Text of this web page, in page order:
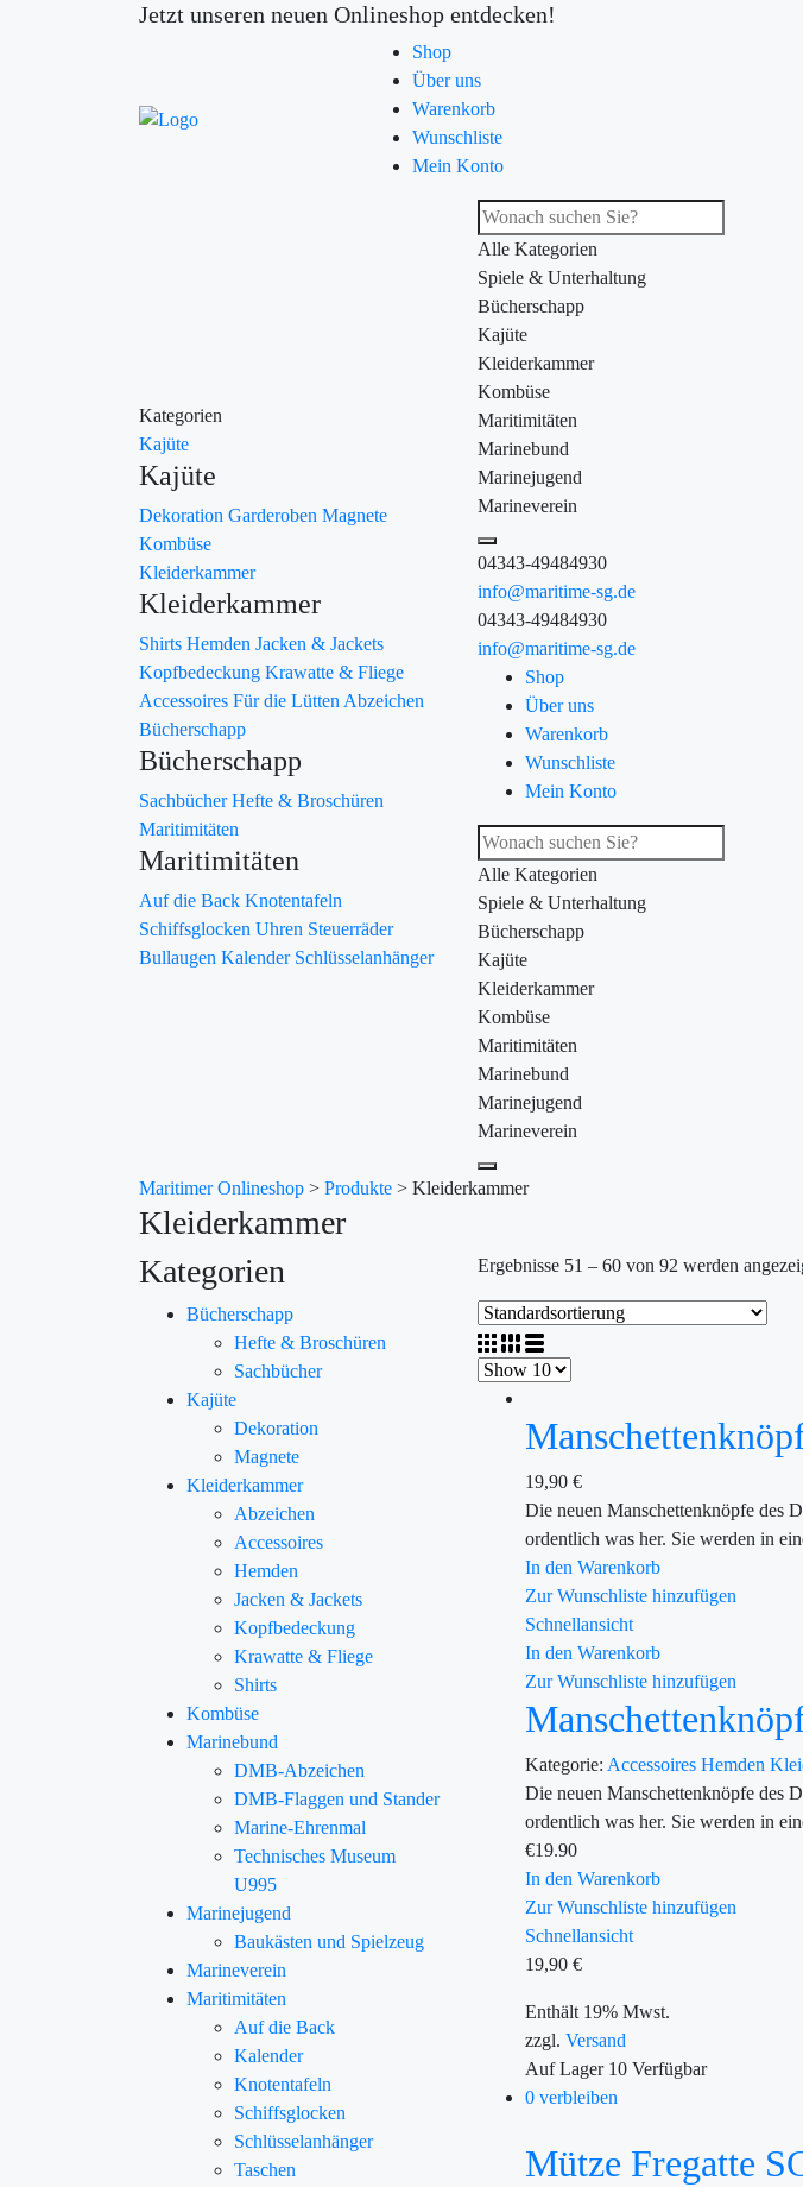
Jetzt unseren neuen Onlineshop entdecken!
Shop
Über uns
Warenkorb
Wunschliste
Mein Konto
Kategorien
Kajüte
Kajüte
Dekoration Garderoben Magnete
Kombüse
Kleiderkammer
Kleiderkammer
Shirts Hemden Jacken & Jackets
Kopfbedeckung Krawatte & Fliege
Accessoires Für die Lütten Abzeichen
Bücherschapp
Bücherschapp
SachbücherHefte & Broschüren
Maritimitäten
Maritimitäten
Auf die Back Knotentafeln
Schiffsglocken Uhren Steuerräder
Bullaugen Kalender Schlüsselanhänger
Alle Kategorien
Spiele & Unterhaltung
Bücherschapp
Kajüte
Kleiderkammer
Kombüse
Maritimitäten
Marinebund
Marinejugend
Marineverein
04343-49484930
info@maritime-sg.de
04343-49484930
info@maritime-sg.de
Shop
Über uns
Warenkorb
Wunschliste
Mein Konto
Alle Kategorien
Spiele & Unterhaltung
Bücherschapp
Kajüte
Kleiderkammer
Kombüse
Maritimitäten
Marinebund
Marinejugend
Marineverein
Maritimer Onlineshop > Produkte > Kleiderkammer
Kleiderkammer
Kategorien
Bücherschapp
Hefte & Broschüren
Sachbücher
Kajüte
Dekoration
Magnete
Kleiderkammer
Abzeichen
Accessoires
Hemden
Jacken & Jackets
Kopfbedeckung
Krawatte & Fliege
Shirts
Kombüse
Marinebund
DMB-Abzeichen
DMB-Flaggen und Stander
Marine-Ehrenmal
Technisches Museum
U995
Marinejugend
Baukästen und Spielzeug
Marineverein
Maritimitäten
Auf die Back
Kalender
Knotentafeln
Schiffsglocken
Schlüsselanhänger
Taschen
Ergebnisse 51 – 60 von 92 werden
19,90 €
Die neuen Manschettenknöpfe des
ordentlich was her. Sie werden in
In den Warenkorb
Zur Wunschliste hinzufügen
Schnellansicht
In den Warenkorb
Zur Wunschliste hinzufügen
Kategorie: Accessoires Hemden
Die neuen Manschettenknöpfe des
ordentlich was her. Sie werden in
€19.90
In den Warenkorb
Zur Wunschliste hinzufügen
Schnellansicht
19,90 €
Enthält 19% Mwst.
zzgl. Versand
Auf Lager10 Verfügbar
0 verbleiben
Mütze Fregatte